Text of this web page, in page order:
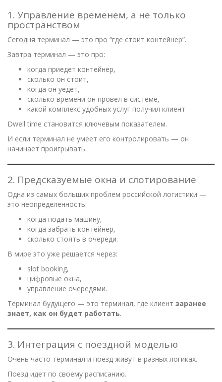
1. Управление временем, а не только
пространством
Сегодня терминал — это про “где стоит контейнер”.
Завтра терминал — это про:
когда приедет контейнер,
сколько он стоит,
когда он уедет,
сколько времени он провел в системе,
какой комплекс удобных услуг получил клиент
Dwell time становится ключевым показателем.
И если терминал не умеет его контролировать — он
начинает проигрывать.
2. Предсказуемые окна и слотирование
Одна из самых больших проблем российской логистики —
это неопределенность:
когда подать машину,
когда забрать контейнер,
сколько стоять в очереди.
В мире это уже решается через:
slot booking,
цифровые окна,
управление очередями.
Терминал будущего — это терминал, где клиент заранее
знает, как он будет работать.
3. Интеграция с поездной моделью
Очень часто терминал и поезд живут в разных логиках.
Поезд идет по своему расписанию.